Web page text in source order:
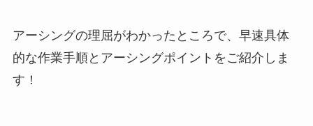
アーシングの理屈がわかったところで、早速具体
的な作業手順とアーシングポイントをご紹介しま
す！